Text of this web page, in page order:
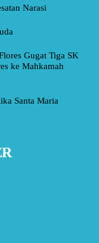
Narasi
Gugat Tiga SK
ke Mahkamah
Santa Maria